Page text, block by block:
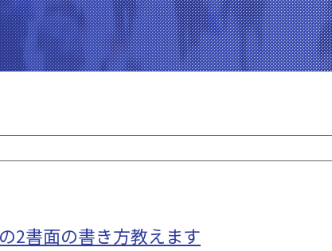
2書面の書き方教えます